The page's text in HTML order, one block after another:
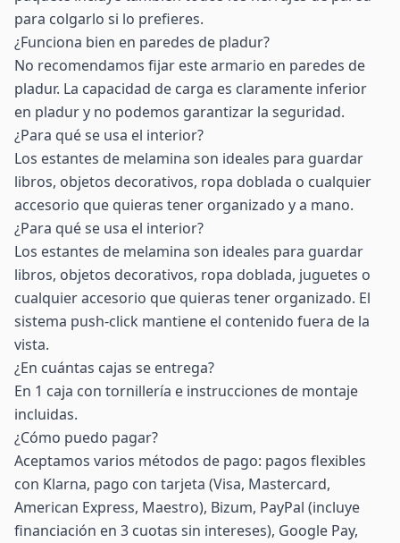
para colgarlo si lo prefieres.
¿Funciona bien en paredes de pladur?
No recomendamos fijar este armario en paredes de
pladur. La capacidad de carga es claramente inferior
en pladur y no podemos garantizar la seguridad.
¿Para qué se usa el interior?
Los estantes de melamina son ideales para guardar
libros, objetos decorativos, ropa doblada o cualquier
accesorio que quieras tener organizado y a mano.
¿Para qué se usa el interior?
Los estantes de melamina son ideales para guardar
libros, objetos decorativos, ropa doblada, juguetes o
cualquier accesorio que quieras tener organizado. El
sistema push-click mantiene el contenido fuera de la
vista.
¿En cuántas cajas se entrega?
En 1 caja con tornillería e instrucciones de montaje
incluidas.
¿Cómo puedo pagar?
Aceptamos varios métodos de pago: pagos flexibles
con Klarna, pago con tarjeta (Visa, Mastercard,
American Express, Maestro), Bizum, PayPal (incluye
financiación en 3 cuotas sin intereses), Google Pay,